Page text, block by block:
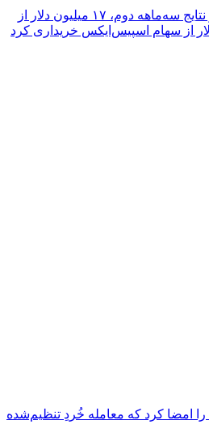
آرک اینوستِ کتی وود پس از نتایج سه‌ماهه دوم، ۱۷ میلیون دلار از
را امضا کرد که معامله خُردِ تنظیم‌شده